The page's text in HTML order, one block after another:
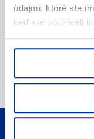
údajmi, ktoré ste
keď ste používali
Telefonický